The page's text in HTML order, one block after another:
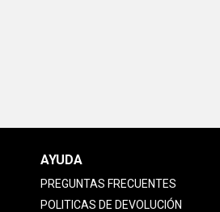
AYUDA
PREGUNTAS FRECUENTES
POLITICAS DE DEVOLUCIÓN